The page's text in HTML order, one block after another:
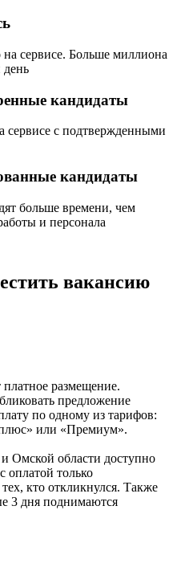
сервисе. Больше миллиона
день
кандидаты
сервисе с подтвержденными
кандидаты
больше времени, чем
и персонала
вакансию
платное размещение.
предложение
по одному из тарифов:
или «Премиум».
Омской области доступно
оплатой только
кто откликнулся. Также
3 дня поднимаются